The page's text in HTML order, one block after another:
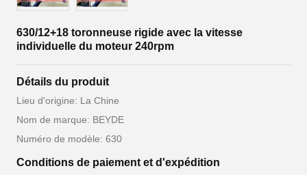
630/12+18 toronneuse rigide avec la vitesse
individuelle du moteur 240rpm
Détails du produit
Lieu d'origine: La Chine
Nom de marque: BEYDE
Numéro de modèle: 630
Conditions de paiement et d'expédition